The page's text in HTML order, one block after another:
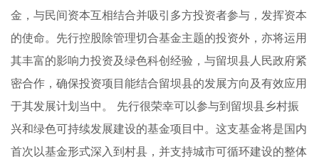
金，与民间资本互相结合并吸引多方投资者参与，发挥资本
的使命。先行控股除管理切合基金主题的投资外，亦将运用
其丰富的影响力投资及绿色科创经验，与留坝县人民政府紧
密合作，确保投资项目能结合留坝县的发展方向及有效应用
于其发展计划当中。 先行很荣幸可以参与到留坝县乡村振
兴和绿色可持续发展建设的基金项目中。这支基金将是国内
首次以基金形式深入到村县，并支持城市可循环建设的整体